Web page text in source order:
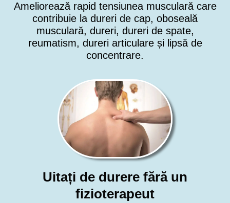
Ameliorează rapid tensiunea musculară care
contribuie la dureri de cap, oboseală
musculară, dureri, dureri de spate,
reumatism, dureri articulare și lipsă de
concentrare.
Uitați de durere fără un
fizioterapeut